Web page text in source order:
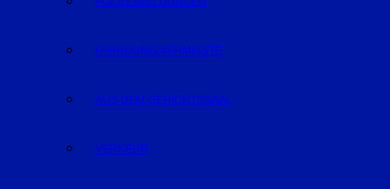
FAHNDUNG/VERMISSTE
AUS DEM GERICHTSSAAL
VERKEHR